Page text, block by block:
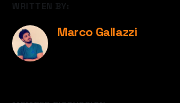
WRITTEN BY:
Marco Gallazzi